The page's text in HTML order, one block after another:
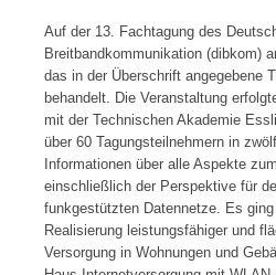
Auf der 13. Fachtagung des
Breitbandkommunikation (dibkom)
das in der Überschrift angegebene
behandelt. Die Veranstaltung
mit der Technischen Akademie
über 60 Tagungsteilnehmern in
Informationen über alle Aspekte
einschließlich der Perspektive für
funkgestützten Datennetze. Es
Realisierung leistungsfähiger und
Versorgung in Wohnungen und